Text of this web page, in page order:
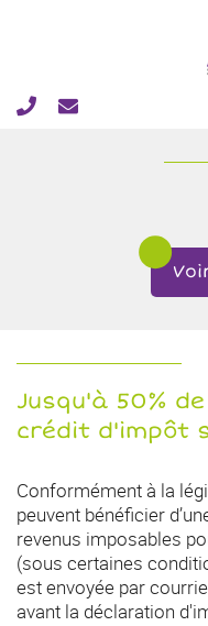
Jusqu'à 50%
crédit d'impôt
Conformément à la
peuvent bénéficier
revenus imposables
(sous certaines
est envoyée par
avant la déclaration